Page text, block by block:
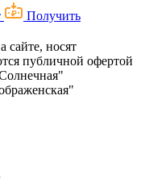
Получить
сайте, носят
публичной офертой